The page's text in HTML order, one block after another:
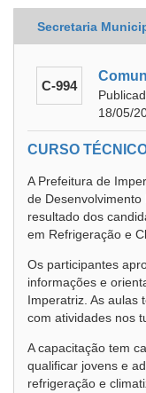
Secretaria
C-994
18/05/
CURSO
A Prefeitura de
de Desenvolvimento
resultado dos
em Refrigeração e
Os participantes
informações e
Imperatriz. As aulas
com atividades nos
A capacitação tem
qualificar jovens e
refrigeração e